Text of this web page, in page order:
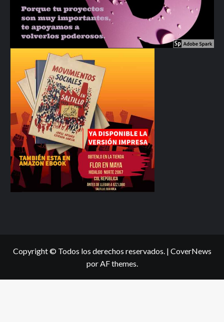
Copyright © Todos los derechos reservados. | CoverNews
por AF themes.